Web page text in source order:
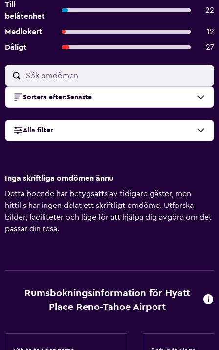
Till
belåtenhet
22
Mediokert
12
Dåligt
27
Sortera efter:Senaste
Alla filter
Inga skriftliga omdömen ännu
Detta boende har betygsatts av tidigare gäster, men
hittills har ingen delat ett skriftligt omdöme. Utforska
bilder, faciliteter och läge för att hjälpa dig avgöra om det
passar din resa.
Rumsbokningsinformation för Hyatt
Place Reno-Tahoe Airport